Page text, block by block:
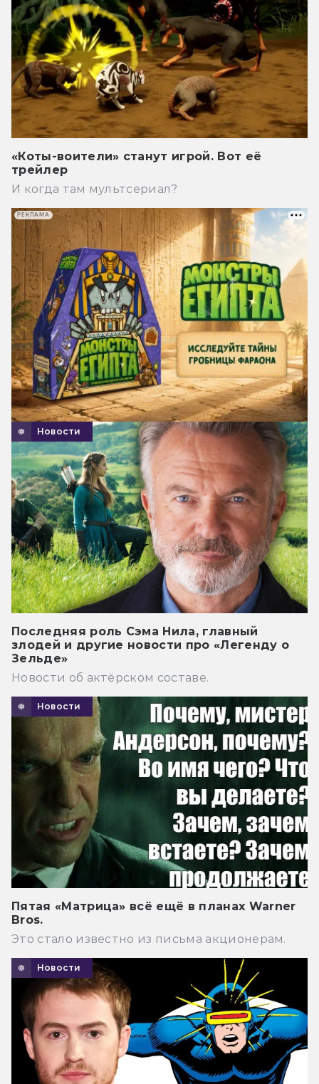
«Коты-воители» станут игрой. Вот её
трейлер
И когда там мультсериал?
Новости
Последняя роль Сэма Нила, главный
злодей и другие новости про «Легенду о
Зельде»
Новости об актёрском составе.
Новости
Пятая «Матрица» всё ещё в планах Warner
Bros.
Это стало известно из письма акционерам.
Новости
РЕКЛАМА